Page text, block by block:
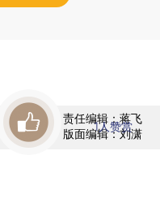
责任编辑：蒋飞
版面编辑：刘潇
1人赞赏